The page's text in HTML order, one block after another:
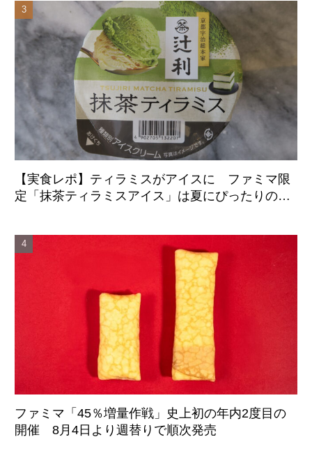
【実食レポ】ティラミスがアイスに ファミマ限
定「抹茶ティラミスアイス」は夏にぴったりの爽
ファミマ「45％増量作戦」史上初の年内2度目の
開催 8月4日より週替りで順次発売